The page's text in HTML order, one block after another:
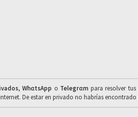
,WhαtsApp o Telegrαm para resolver
De estar en privado no habrías encontrado